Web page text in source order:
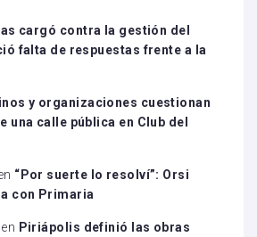
cargó contra la gestión del
falta de respuestas frente a la
y organizaciones cuestionan
una calle pública en Club del
“Por suerte lo resolví”: Orsi
con Primaria
en Piriápolis definió las obras